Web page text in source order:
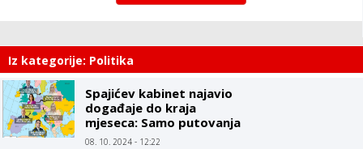
Iz kategorije: Politika
Spajićev kabinet najavio
događaje do kraja
mjeseca: Samo putovanja
ministara, Vlada kao
08. 10. 2024 - 12:22